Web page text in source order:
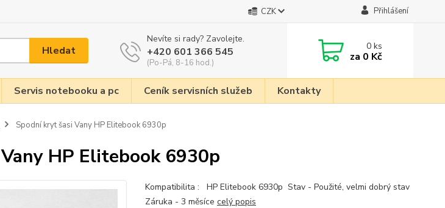
CZK Přihlášení
Hledat
Nevíte si rady? Zavolejte.
+420 601 366 545
(Po-Pá, 8-16 hod.)
0ks
za 0 Kč
Servis notebooku a pc Ceník servisních služeb Kontakty
Spodní kryt šasi Vany HP Elitebook 6930p
HP Elitebook 6930p
Kompatibilita : HP Elitebook 6930p Stav - Použité, velmi dobrý stav
Záruka - 3 měsíce celý popis